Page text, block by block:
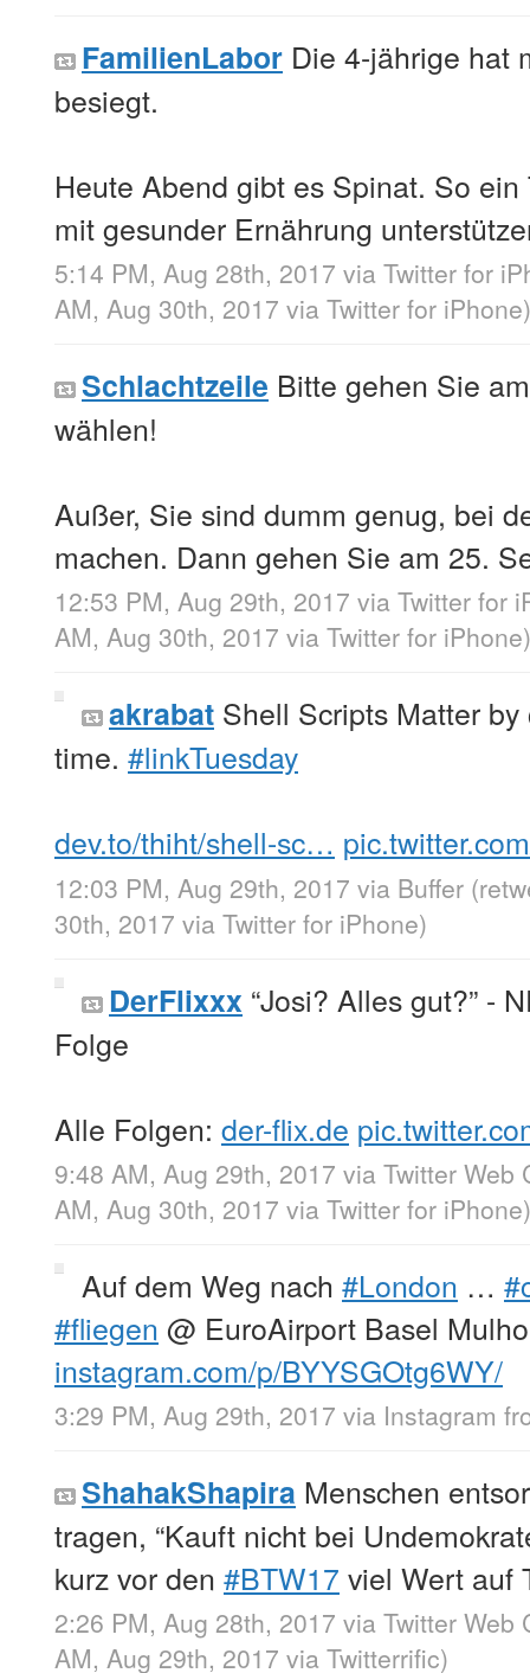
FamilienLabor Die 4-jährige hat
besiegt.
Heute Abend gibt es Spinat. So
mit gesunder Ernährung
5:14 PM, Aug 28th, 2017 via Twitter for
AM, Aug 30th, 2017 via Twitter for iPhone)
Schlachtzeile Bitte gehen Sie
wählen!
Außer, Sie sind dumm genug, bei
machen. Dann gehen Sie am 25.
12:53 PM, Aug 29th, 2017 via Twitter for
AM, Aug 30th, 2017 via Twitter for iPhone)
akrabat Shell Scripts Matter by
time. #linkTuesday
dev.to/thiht/shell-sc…
12:03 PM, Aug 29th, 2017 via Buffer
30th, 2017 via Twitter for iPhone)
DerFlixxx “Josi? Alles gut?” -
Folge
Alle Folgen: der-flix.de
9:48 AM, Aug 29th, 2017 via Twitter Web
AM, Aug 30th, 2017 via Twitter for iPhone)
Auf dem Weg nach #London …
#fliegen @ EuroAirport Basel
instagram.com/p/BYYSGOtg6WY/
3:29 PM, Aug 29th, 2017 via Instagram
ShahakShapira Menschen
tragen, “Kauft nicht bei
kurz vor den #BTW17 viel Wert auf
2:26 PM, Aug 28th, 2017 via Twitter Web
AM, Aug 29th, 2017 via Twitterrific)